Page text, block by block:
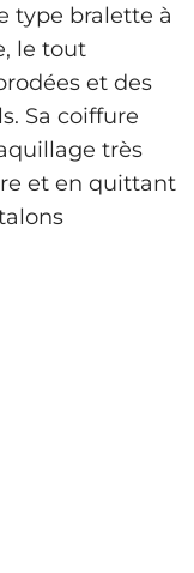
type bralette à
le tout
et des
Sa coiffure
très
et en quittant